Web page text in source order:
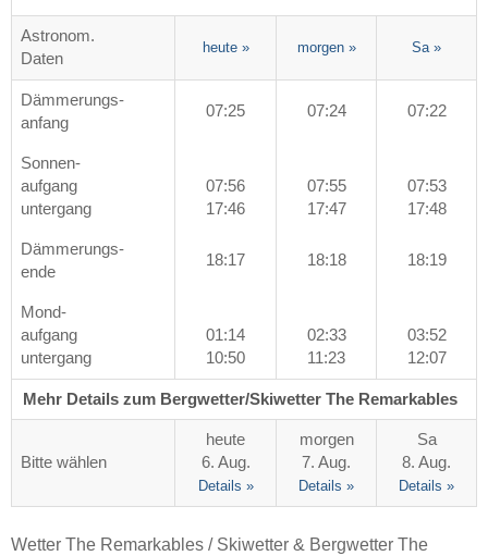
Astronom.
Daten
heute » morgen » Sa »
Dämmerungs-
anfang
07:25 07:24 07:22
Sonnen-
aufgang
untergang
07:56
17:46
07:55
17:47
07:53
17:48
Dämmerungs-
ende
18:17 18:18 18:19
Mond-
aufgang
untergang
01:14
10:50
02:33
11:23
03:52
12:07
Mehr Details zum Bergwetter/Skiwetter The Remarkables
Bitte wählen
heute
6. Aug.
Details »
morgen
7. Aug.
Details »
Sa
8. Aug.
Details »
Wetter The Remarkables / Skiwetter & Bergwetter The